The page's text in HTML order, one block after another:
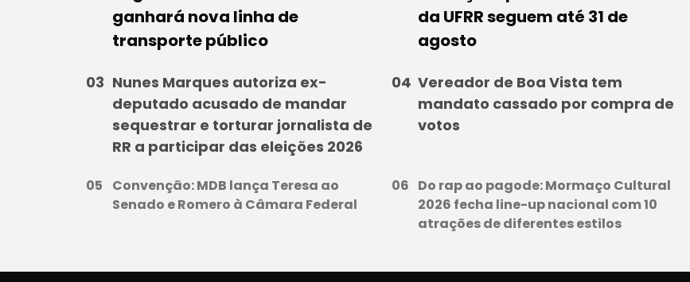
ganhará nova linha de
transporte público
da UFRR seguem até 31 de
agosto
Nunes Marques autoriza ex-
deputado acusado de mandar
sequestrar e torturar jornalista de
RR a participar das eleições 2026
Vereador de Boa Vista tem
mandato cassado por compra de
votos
Convenção: MDB lança Teresa ao
Senado e Romero à Câmara Federal
Do rap ao pagode: Mormaço Cultural
2026 fecha line-up nacional com 10
atrações de diferentes estilos